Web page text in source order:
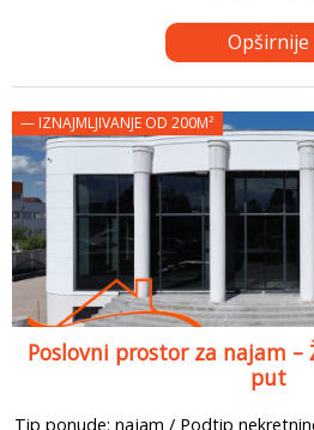
Opširnije
— IZNAJMLJIVANJE OD 200M²
Poslovni prostor za najam
put
Tip ponude: najam / Podtip